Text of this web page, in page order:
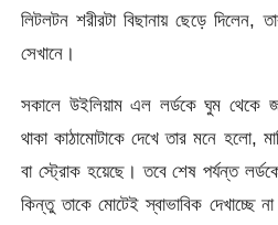
লিটলটন শরীরটা বিছানায় ছেড়ে দিলেন,
সেখানে।
সকালে উইলিয়াম এল লর্ডকে ঘুম থেকে
থাকা কাঠামোটাকে দেখে তার মনে হলো,
বা স্ট্রোক হয়েছে। তবে শেষ পর্যন্ত
কিন্তু তাকে মোটেই স্বাভাবিক দেখাচ্ছে